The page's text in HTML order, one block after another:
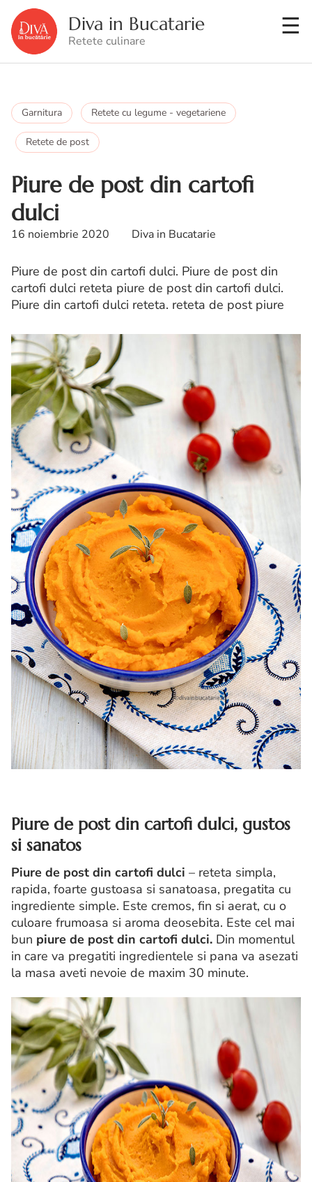
Diva in Bucatarie
Retete culinare
Garnitura Retete cu legume - vegetariene
Retete de post
Piure de post din cartofi
dulci
16 noiembrie 2020 Diva in Bucatarie
Piure de post din cartofi dulci. Piure de post din
cartofi dulci reteta piure de post din cartofi dulci.
Piure din cartofi dulci reteta. reteta de post piure
Piure de post din cartofi dulci, gustos
si sanatos
Piure de post din cartofi dulci – reteta simpla,
rapida, foarte gustoasa si sanatoasa, pregatita cu
ingrediente simple. Este cremos, fin si aerat, cu o
culoare frumoasa si aroma deosebita. Este cel mai
bun piure de post din cartofi dulci. Din momentul
in care va pregatiti ingredientele si pana va asezati
la masa aveti nevoie de maxim 30 minute.